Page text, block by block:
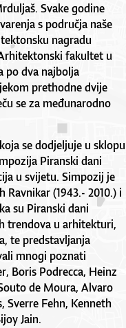
Svake godine
s područja naše
nagradu
fakultet u
po dva najbolja
prethodne dvije
se za međunarodno
se dodjeljuje u sklopu
Piranski dani
u svijetu. Simpozij je
(1943.- 2010.) i
su Piranski dani
trendova u arhitekturi,
te predstavljanja
mnogi poznati
Boris Podrecca, Heinz
de Moura, Alvaro
Sverre Fehn, Kenneth
Jain.